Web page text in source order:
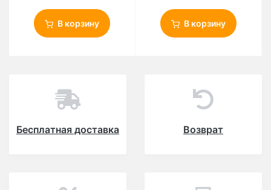
В корзину В корзину
Бесплатная доставка Возврат